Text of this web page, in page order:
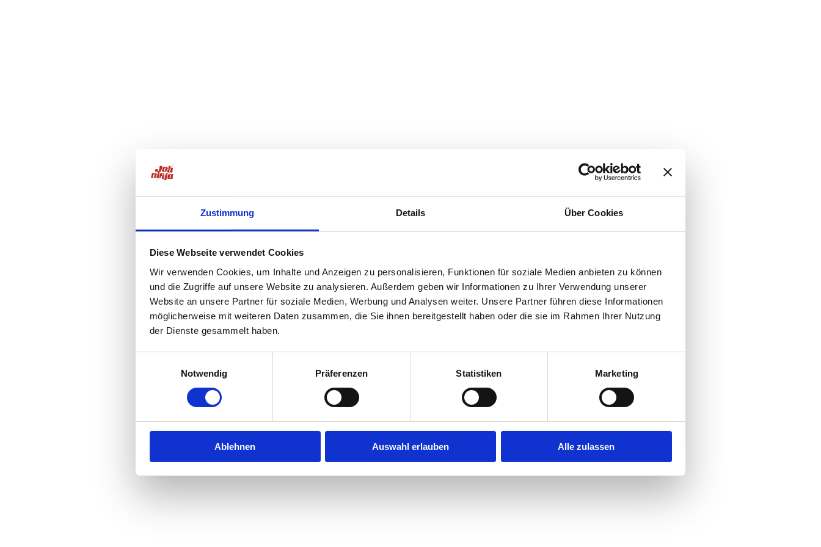
Zustimmung Details Über Cookies
Diese Webseite verwendet Cookies
Wir verwenden Cookies, um Inhalte und Anzeigen zu personalisieren, Funktionen für soziale Medien anbieten zu können
und die Zugriffe auf unsere Website zu analysieren. Außerdem geben wir Informationen zu Ihrer Verwendung unserer
Website an unsere Partner für soziale Medien, Werbung und Analysen weiter. Unsere Partner führen diese Informationen
möglicherweise mit weiteren Daten zusammen, die Sie ihnen bereitgestellt haben oder die sie im Rahmen Ihrer Nutzung
der Dienste gesammelt haben.
Notwendig
Präferenzen Statistiken Marketing
Ablehnen Auswahl erlauben Alle zulassen
Application error: aclient-side exception has occurred while loadingjobninja.com(see the browser consolefor more information).